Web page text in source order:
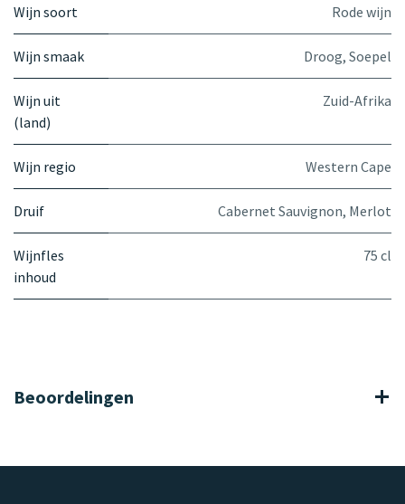
Wijn soort Rode wijn
Wijn smaak Droog, Soepel
Wijn uit
(land)
Zuid-Afrika
Wijn regio Western Cape
Druif Cabernet Sauvignon, Merlot
Wijnfles
inhoud
75 cl
Beoordelingen